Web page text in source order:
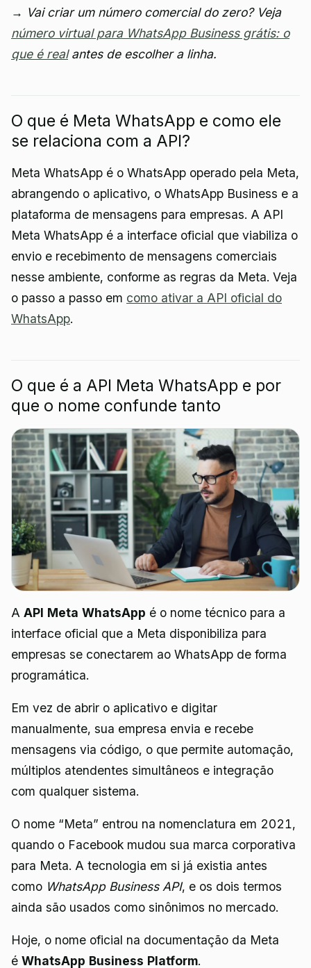
→ Vai criar um número comercial do zero? Veja
número virtual para WhatsApp Business grátis: o
que é realantes de escolher a linha.
O que é Meta WhatsApp e como ele
se relaciona com a API?
Meta WhatsApp é o WhatsApp operado pela Meta,
abrangendo o aplicativo, o WhatsApp Business e a
plataforma de mensagens para empresas. A API
Meta WhatsApp é a interface oficial que viabiliza o
envio e recebimento de mensagens comerciais
nesse ambiente, conforme as regras da Meta. Veja
o passo a passo em como ativar a API oficial do
WhatsApp.
O que é a API Meta WhatsApp e por
que o nome confunde tanto
A API Meta WhatsApp é o nome técnico para a
interface oficial que a Meta disponibiliza para
empresas se conectarem ao WhatsApp de forma
programática.
Em vez de abrir o aplicativo e digitar
manualmente, sua empresa envia e recebe
mensagens via código, o que permite automação,
múltiplos atendentes simultâneos e integração
com qualquer sistema.
O nome “Meta” entrou na nomenclatura em 2021,
quando o Facebook mudou sua marca corporativa
para Meta. A tecnologia em si já existia antes
como WhatsApp Business API, e os dois termos
ainda são usados como sinônimos no mercado.
Hoje, o nome oficial na documentação da Meta
é WhatsApp Business Platform.